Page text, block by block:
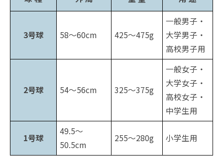
3号球 58～60cm 425～475g
一般男子・
大学男子・
高校男子用
2号球 54～56cm 325～375g
一般女子・
大学女子・
高校女子・
中学生用
1号球
49.5～
50.5cm
255～280g 小学生用